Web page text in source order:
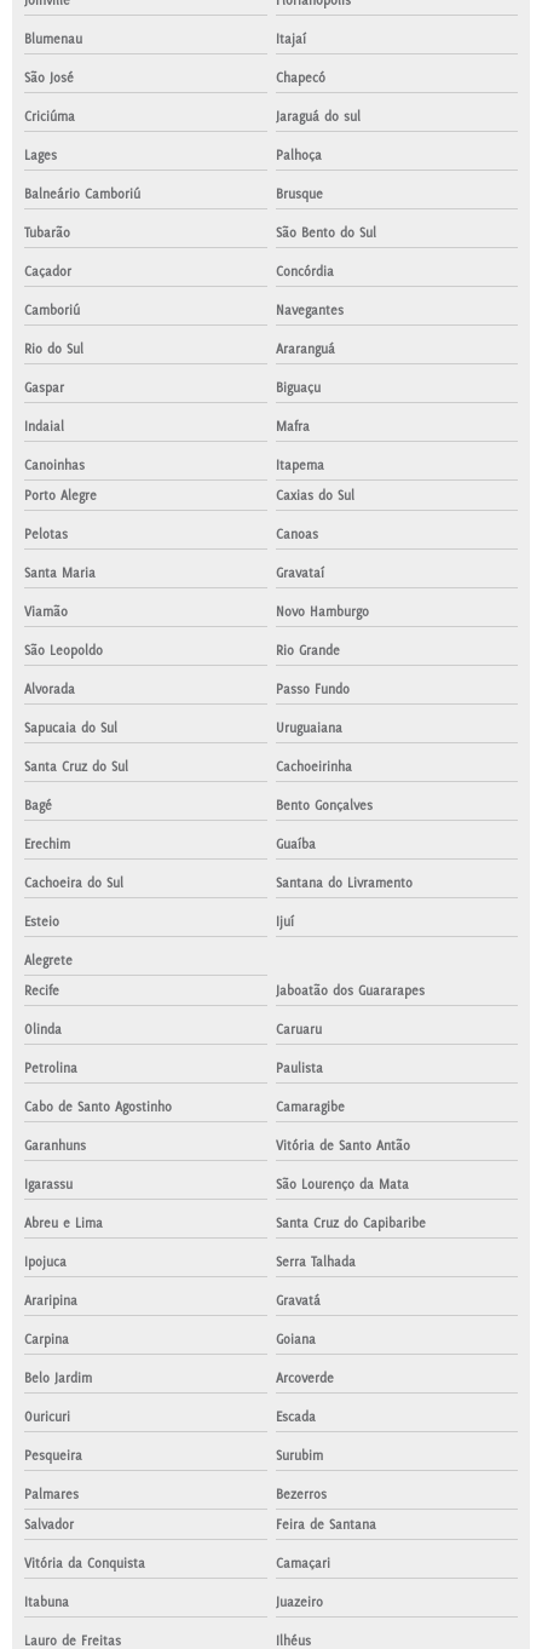
Blumenau Itajaí
São José Chapecó
Criciúma Jaraguá do sul
Lages Palhoça
Balneário Camboriú Brusque
Tubarão São Bento do Sul
Caçador Concórdia
Camboriú Navegantes
Rio do Sul Araranguá
Gaspar Biguaçu
Indaial Mafra
Canoinhas
Itapema
Porto Alegre
Caxias do Sul
Pelotas Canoas
Santa Maria Gravataí
Viamão Novo Hamburgo
São Leopoldo Rio Grande
Alvorada Passo Fundo
Sapucaia do Sul Uruguaiana
Santa Cruz do Sul Cachoeirinha
Bagé Bento Gonçalves
Erechim Guaíba
Cachoeira do Sul Santana do Livramento
Esteio Ijuí
Alegrete
Recife
Jaboatão dos Guararapes
Olinda Caruaru
Petrolina Paulista
Cabo de Santo Agostinho Camaragibe
Garanhuns Vitória de Santo Antão
Igarassu São Lourenço da Mata
Abreu e Lima Santa Cruz do Capibaribe
Ipojuca Serra Talhada
Araripina Gravatá
Carpina Goiana
Belo Jardim Arcoverde
Ouricuri Escada
Pesqueira Surubim
Palmares
Bezerros
Salvador
Feira de Santana
Vitória da Conquista Camaçari
Itabuna Juazeiro
Lauro de Freitas Ilhéus